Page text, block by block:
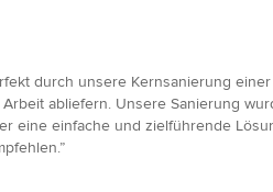
durch unsere Kernsanierung
abliefern. Unsere Sanierung
eine einfache und zielführende